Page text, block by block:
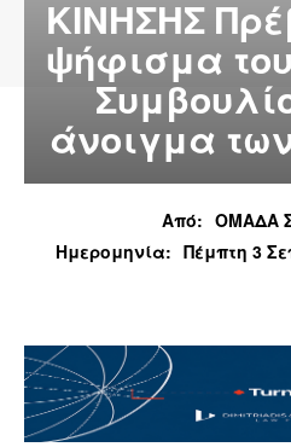
ΚΙΝΗΣΗΣ
ψήφισμα
άνοιγμα
Από: ΟΜΑΔΑ
Ημερομηνία: Πέμπτη 3